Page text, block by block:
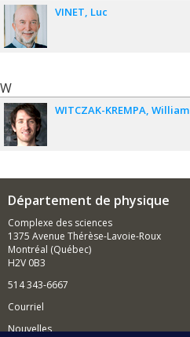
VINET Luc
W
WITCZAK-KREMPA William
Département de physique
Complexe des sciences
1375 Avenue Thérèse-Lavoie-Roux
Montréal (Québec)
H2V 0B3
514 343-6667
Courriel
Nouvelles